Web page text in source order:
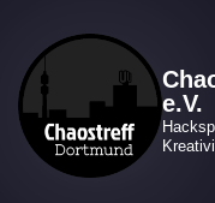
Inhalt
e.V.